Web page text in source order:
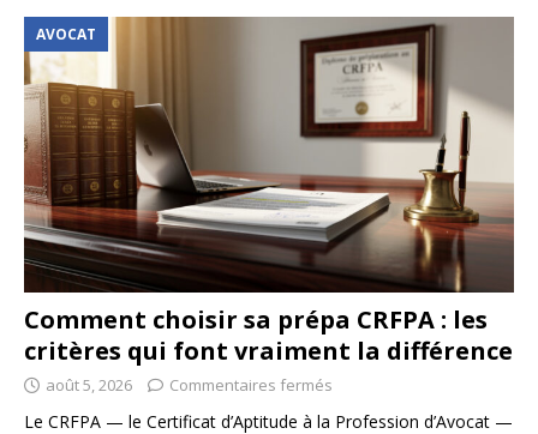
AVOCAT
Comment choisir sa prépa CRFPA : les
critères qui font vraiment la différence
août 5, 2026 Commentaires fermés
Le CRFPA — le Certificat d’Aptitude à la Profession d’Avocat —